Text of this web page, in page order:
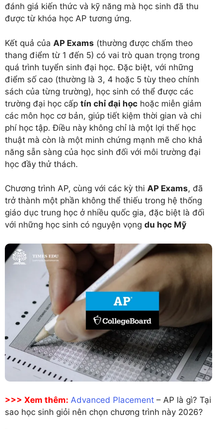
đánh giá kiến thức và kỹ năng mà học sinh đã thu
được từ khóa học AP tương ứng.
Kết quả của AP Exams (thường được chấm theo
thang điểm từ 1 đến 5) có vai trò quan trọng trong
quá trình tuyển sinh đại học. Đặc biệt, với những
điểm số cao (thường là 3, 4 hoặc 5 tùy theo chính
sách của từng trường), học sinh có thể được các
trường đại học cấp tín chỉ đại học hoặc miễn giảm
các môn học cơ bản, giúp tiết kiệm thời gian và chi
phí học tập. Điều này không chỉ là một lợi thế học
thuật mà còn là một minh chứng mạnh mẽ cho khả
năng sẵn sàng của học sinh đối với môi trường đại
học đầy thử thách.
Chương trình AP, cùng với các kỳ thi AP Exams, đã
trở thành một phần không thể thiếu trong hệ thống
giáo dục trung học ở nhiều quốc gia, đặc biệt là đối
với những học sinh có nguyện vọng du học Mỹ
>>> Xem thêm: Advanced Placement – AP là gì? Tại
sao học sinh giỏi nên chọn chương trình này 2026?